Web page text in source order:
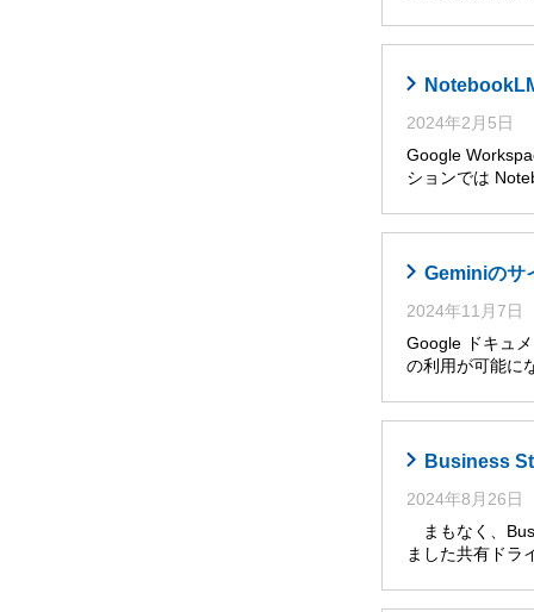
2024年2月5日
Google
ションでは
Geminiのサ
2024年11月7日
Google ドキュ
の利用が可能に
Business
2024年8月26日
まもなく、
ました共有ドラ